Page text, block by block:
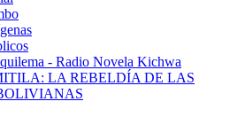
- Radio Novela Kichwa
LA REBELDÍA DE LAS